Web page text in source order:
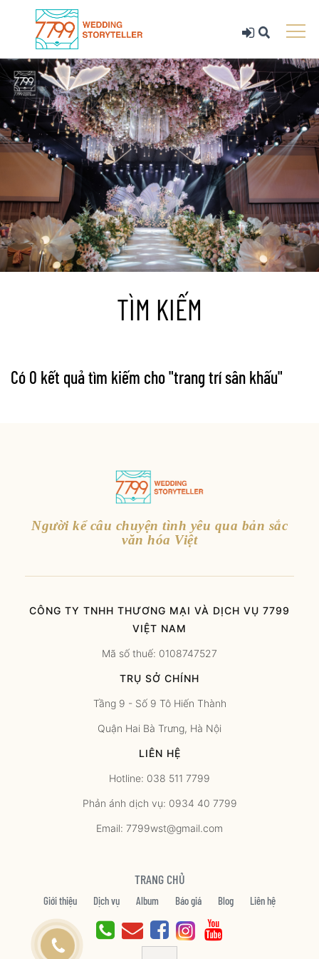
TÌM KIẾM
Có 0 kết quả tìm kiếm cho "trang trí sân khấu"
Người kể câu chuyện tình yêu qua bản sắc
văn hóa Việt
CÔNG TY TNHH THƯƠNG MẠI VÀ DỊCH VỤ 7799
VIỆT NAM
Mã số thuế: 0108747527
TRỤ SỞ CHÍNH
Tầng 9 - Số 9 Tô Hiến Thành
Quận Hai Bà Trưng, Hà Nội
LIÊN HỆ
Hotline: 038 511 7799
Phản ánh dịch vụ: 0934 40 7799
Email: 7799wst@gmail.com
TRANG CHỦ
Giới thiệu Dịch vụ Album Báo giá Blog Liên hệ